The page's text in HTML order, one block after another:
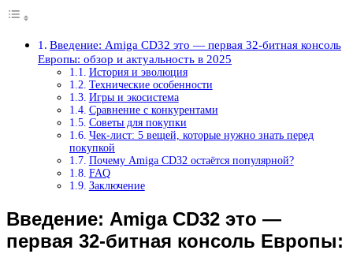
Введение: Amiga CD32 это — первая 32-битная консоль
Европы: обзор и актуальность в 2025
История и эволюция
Технические особенности
Игры и экосистема
Сравнение с конкурентами
Советы для покупки
Чек-лист: 5 вещей, которые нужно знать перед
покупкой
Почему Amiga CD32 остаётся популярной?
FAQ
Заключение
Введение: Amiga CD32 это —
первая 32-битная консоль Европы: